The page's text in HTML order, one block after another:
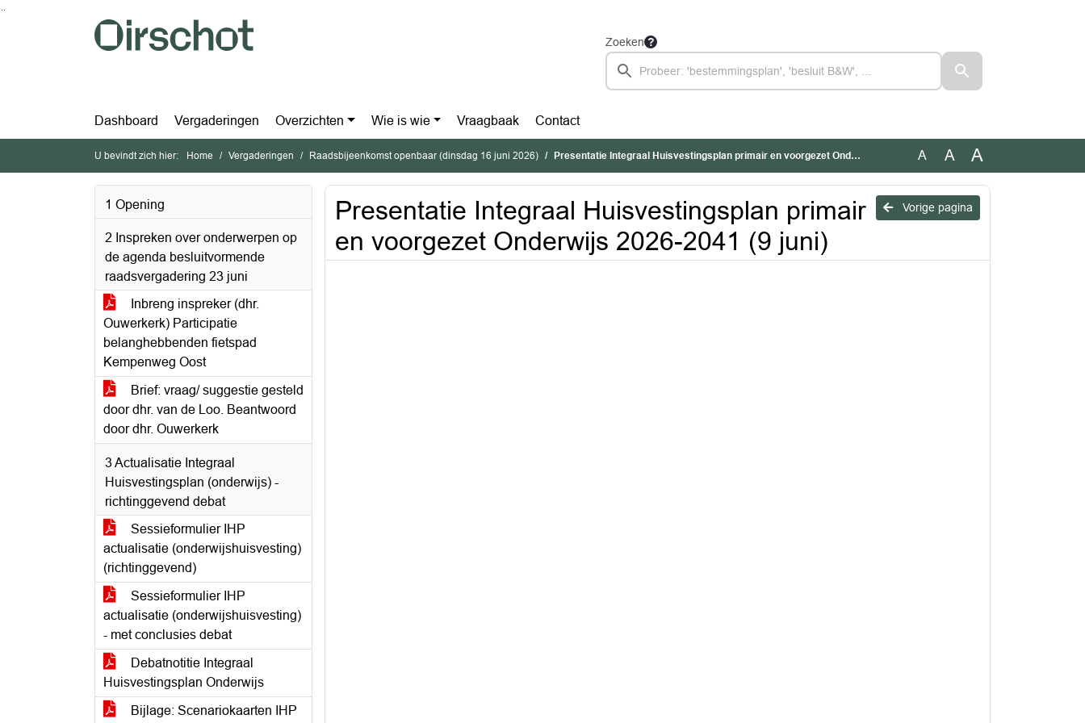
Ga naar de inhoud van deze pagina
Ga naar het zoeken
Ga naar het menu
Zoeken
Dashboard Vergaderingen Overzichten Wie is wie Vraagbaak Contact
U bevindt zich hier: Home Vergaderingen Raadsbijeenkomst openbaar (dinsdag 16 juni 2026) Presentatie Integraal Huisvestingsplan primair en voorgezet Onderwijs 2026-2041 (9 juni) A A A
1 Opening
2 Inspreken over onderwerpen op
de agenda besluitvormende
raadsvergadering 23 juni
Inbreng inspreker (dhr.
Ouwerkerk) Participatie
belanghebbenden fietspad
Kempenweg Oost
Brief: vraag/ suggestie gesteld
door dhr. van de Loo. Beantwoord
door dhr. Ouwerkerk
3 Actualisatie Integraal
Huisvestingsplan (onderwijs) -
richtinggevend debat
Sessieformulier IHP
actualisatie (onderwijshuisvesting)
(richtinggevend)
Sessieformulier IHP
actualisatie (onderwijshuisvesting)
- met conclusies debat
Debatnotitie Integraal
Huisvestingsplan Onderwijs
Bijlage: Scenariokaarten IHP
Vorige pagina
Presentatie Integraal Huisvestingsplan primair
en voorgezet Onderwijs 2026-2041 (9 juni)